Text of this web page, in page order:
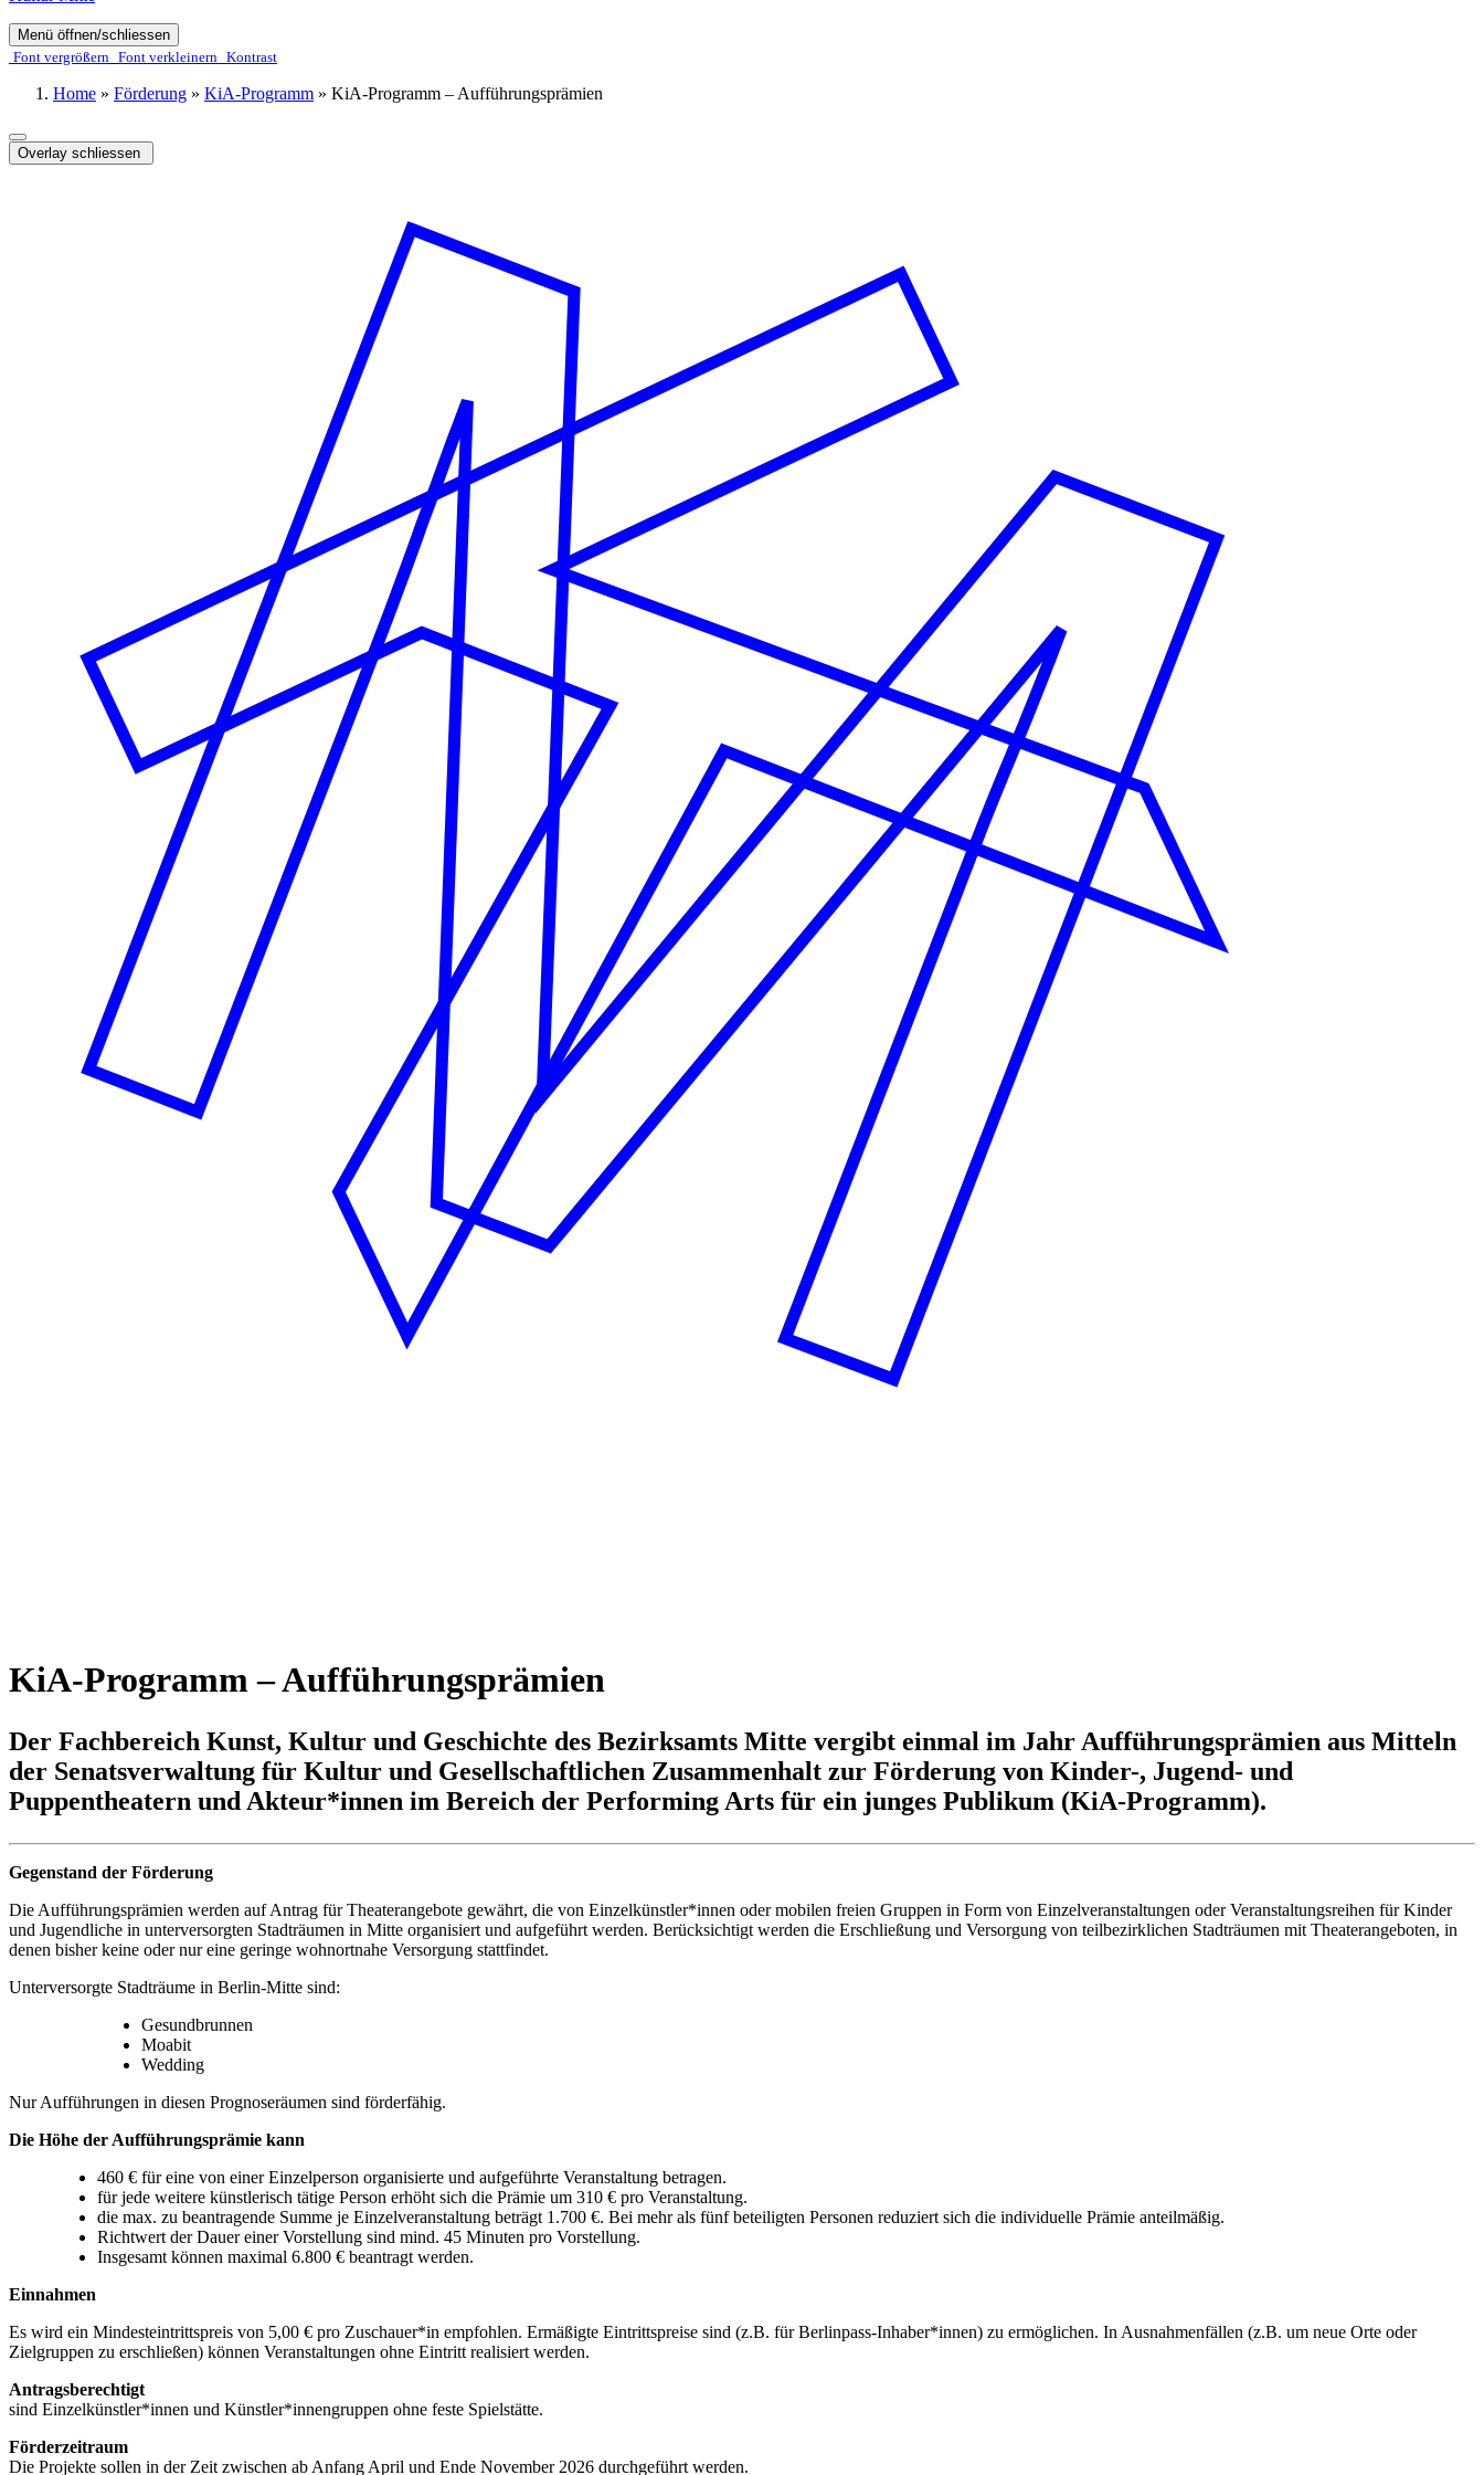
Menü öffnen/schliessen
Font ver­­größern Font ver­­kleinern Kontrast
Home » Förderung » KiA-Programm » KiA-Programm – Aufführungsprämien
Overlay schliessen
KiA-Programm – Aufführungsprämien
Der Fachbereich Kunst, Kultur und Geschichte des Bezirksamts Mitte vergibt einmal im Jahr Aufführungsprämien aus Mitteln
der Senatsverwaltung für Kultur und Gesellschaftlichen Zusammenhalt zur Förderung von Kinder-, Jugend- und
Puppentheatern und Akteur*innen im Bereich der Performing Arts für ein junges Publikum (KiA-Programm).
Gegenstand der Förderung
Die Aufführungsprämien werden auf Antrag für Theaterangebote gewährt, die von Einzelkünstler*innen oder mobilen freien Gruppen in Form von Einzelveranstaltungen oder Veranstaltungsreihen für Kinder
und Jugendliche in unterversorgten Stadträumen in Mitte organisiert und aufgeführt werden. Berücksichtigt werden die Erschließung und Versorgung von teilbezirklichen Stadträumen mit Theaterangeboten, in
denen bisher keine oder nur eine geringe wohnortnahe Versorgung stattfindet.
Unterversorgte Stadträume in Berlin-Mitte sind:
Gesundbrunnen
Moabit
Wedding
Nur Aufführungen in diesen Prognoseräumen sind förderfähig.
Die Höhe der Aufführungsprämie kann
460 € für eine von einer Einzelperson organisierte und aufgeführte Veranstaltung betragen.
für jede weitere künstlerisch tätige Person erhöht sich die Prämie um 310 € pro Veranstaltung.
die max. zu beantragende Summe je Einzelveranstaltung beträgt 1.700 €. Bei mehr als fünf beteiligten Personen reduziert sich die individuelle Prämie anteilmäßig.
Richtwert der Dauer einer Vorstellung sind mind. 45 Minuten pro Vorstellung.
Insgesamt können maximal 6.800 € beantragt werden.
Einnahmen
Es wird ein Mindesteintrittspreis von 5,00 € pro Zuschauer*in empfohlen. Ermäßigte Eintrittspreise sind (z.B. für Berlinpass-Inhaber*innen) zu ermöglichen. In Ausnahmenfällen (z.B. um neue Orte oder
Zielgruppen zu erschließen) können Veranstaltungen ohne Eintritt realisiert werden.
Antragsberechtigt
sind Einzelkünstler*innen und Künstler*innengruppen ohne feste Spielstätte.
Förderzeitraum
Die Projekte sollen in der Zeit zwischen ab Anfang April und Ende November 2026 durchgeführt werden.